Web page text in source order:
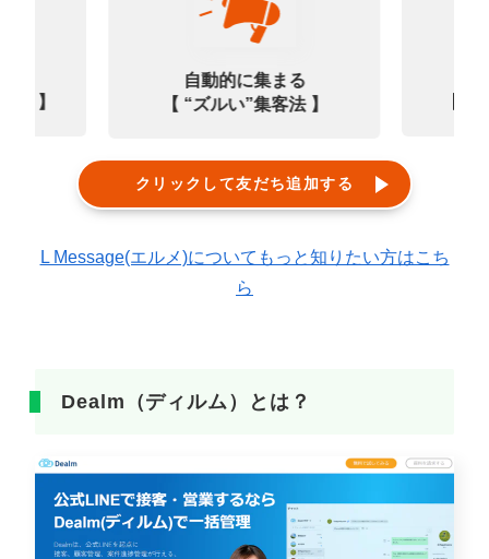
選 】
自動的に集まる
【 “ズルい”集客法 】
クリックして友だち追加する
L Message(エルメ)についてもっと知りたい方はこち
ら
Dealm（ディルム）とは？